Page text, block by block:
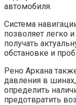
автомобиля.
Система
позволяет легко
получать
обстановке и
Рено Аркана
давления в
определить
предотвратить